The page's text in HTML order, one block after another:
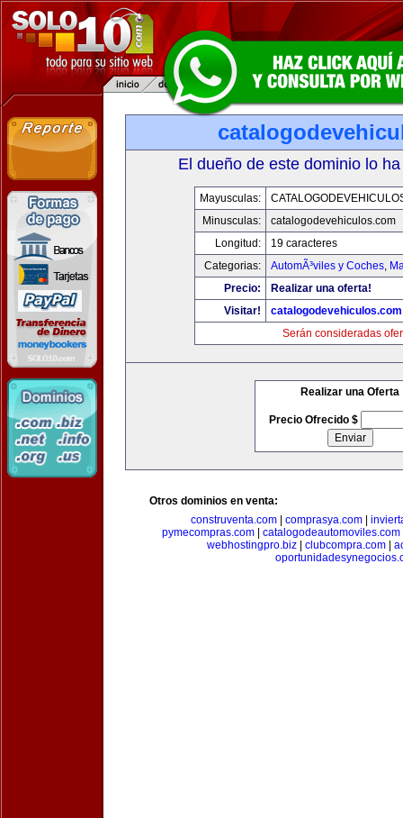
El dueño de este dominio lo
Mayusculas:
Minusculas:
catalogodevehiculos.com
Longitud:
19 caracteres
Categorias:
AutomÃ³viles y Coches,
Precio:
Realizar una oferta!
Visitar!
catalogodevehiculos.com
Serán consideradas
Realizar una Oferta
Precio Ofrecido $
Otros dominios en venta:
construventa.com| comprasya.com|
pymecompras.com| catalogodeautomoviles.com
webhostingpro.biz| clubcompra.com|